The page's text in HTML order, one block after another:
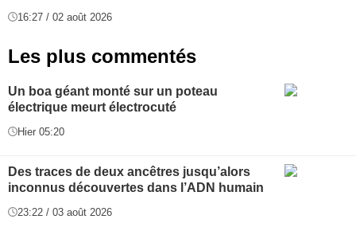
16:27 / 02 août 2026
Les plus commentés
Un boa géant monté sur un poteau
électrique meurt électrocuté
Hier 05:20
Des traces de deux ancêtres jusqu’alors
inconnus découvertes dans l’ADN humain
23:22 / 03 août 2026